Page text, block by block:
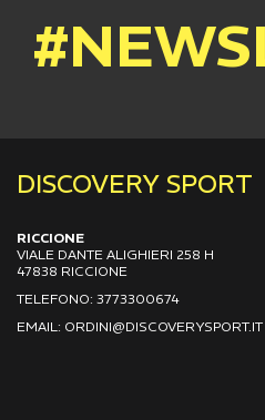
DISCOVERY SPORT
RICCIONE
VIALE DANTE ALIGHIERI 258 H
47838 RICCIONE
TELEFONO: 3773300674
EMAIL: ORDINI@DISCOVERYSPORT.IT